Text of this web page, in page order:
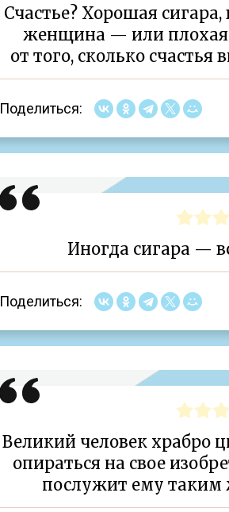
Счастье? Хорошая
женщина — или плохая
от того, сколько
Поделиться:
Иногда сигара —
Поделиться:
Великий человек храбро
опираться на свое
послужит ему